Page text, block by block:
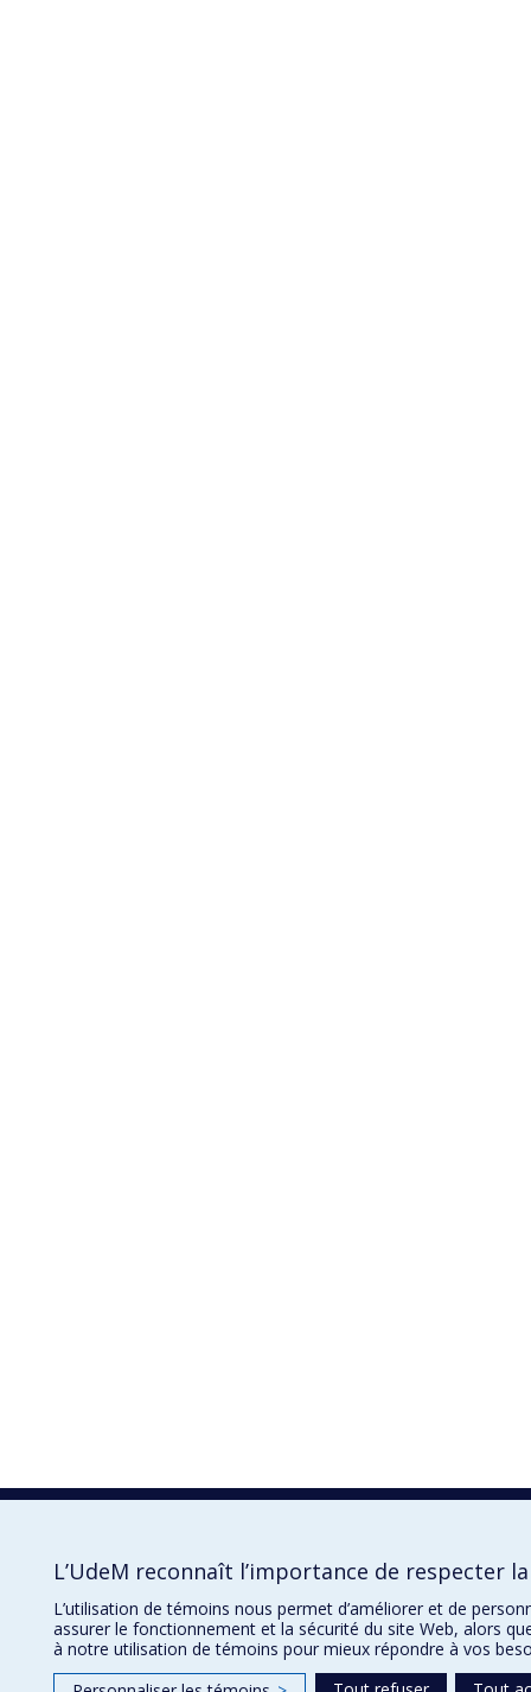
L’UdeM reconnaît l’importance de respecter
L’utilisation de témoins nous permet d’améliorer et de
assurer le fonctionnement et la sécurité du site Web, alors
à notre utilisation de témoins pour mieux répondre à vos